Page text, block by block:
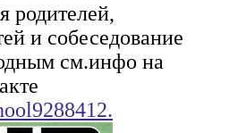
родителей,
и собеседование
см.инфо на